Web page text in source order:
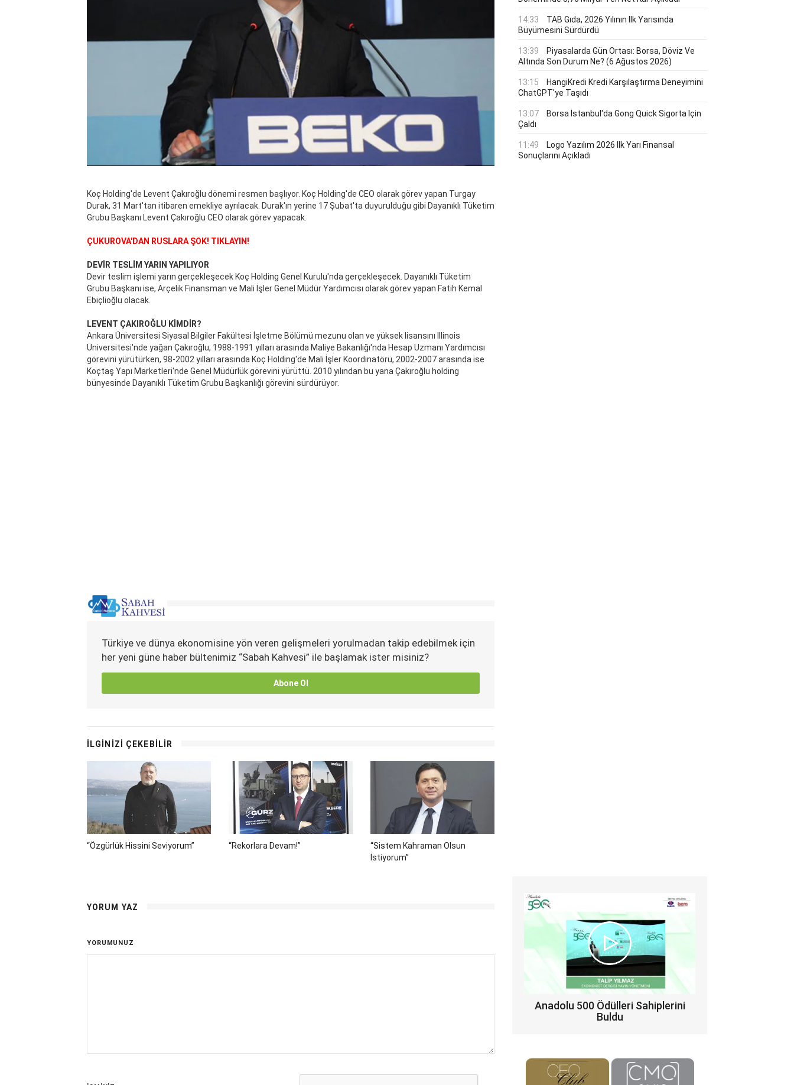
Koç Holding'de Levent Çakıroğlu dönemi resmen başlıyor. Koç Holding'de CEO olarak görev yapan Turgay
Durak, 31 Mart'tan itibaren emekliye ayrılacak. Durak'ın yerine 17 Şubat'ta duyurulduğu gibi Dayanıklı Tüketim
Grubu Başkanı Levent Çakıroğlu CEO olarak görev yapacak.
ÇUKUROVA'DAN RUSLARA ŞOK! TIKLAYIN!
DEVİR TESLİM YARIN YAPILIYOR
Devir teslim işlemi yarın gerçekleşecek Koç Holding Genel Kurulu'nda gerçekleşecek. Dayanıklı Tüketim
Grubu Başkanı ise, Arçelik Finansman ve Mali İşler Genel Müdür Yardımcısı olarak görev yapan Fatih Kemal
Ebiçlioğlu olacak.
LEVENT ÇAKIROĞLU KİMDİR?
Ankara Üniversitesi Siyasal Bilgiler Fakültesi İşletme Bölümü mezunu olan ve yüksek lisansını Illinois
Üniversitesi'nde yağan Çakıroğlu, 1988-1991 yılları arasında Maliye Bakanlığı'nda Hesap Uzmanı Yardımcısı
görevini yürütürken, 98-2002 yılları arasında Koç Holding'de Mali İşler Koordinatörü, 2002-2007 arasında ise
Koçtaş Yapı Marketleri'nde Genel Müdürlük görevini yürüttü. 2010 yılından bu yana Çakıroğlu holding
bünyesinde Dayanıklı Tüketim Grubu Başkanlığı görevini sürdürüyor.
Türkiye ve dünya ekonomisine yön veren gelişmeleri yorulmadan takip edebilmek için
her yeni güne haber bültenimiz “Sabah Kahvesi” ile başlamak ister misiniz?
Abone Ol
İLGİNİZİ ÇEKEBİLİR
“Özgürlük Hissini Seviyorum” “Rekorlara Devam!”
“Sistem Kahraman Olsun
İstiyorum”
YORUM YAZ
YORUMUNUZ
14:33
TAB Gıda, 2026 Yılının Ilk Yarısında
Büyümesini Sürdürdü
13:39
Piyasalarda Gün Ortası: Borsa, Döviz Ve
Altında Son Durum Ne? (6 Ağustos 2026)
13:15
HangiKredi Kredi Karşılaştırma Deneyimini
ChatGPT'ye Taşıdı
13:07
Borsa İstanbul'da Gong Quick Sigorta Için
Çaldı
11:49
Logo Yazılım 2026 Ilk Yarı Finansal
Sonuçlarını Açıkladı
Anadolu 500 Ödülleri Sahiplerini
Buldu